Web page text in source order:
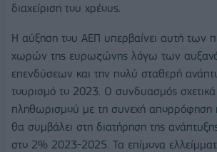
διαχείριση του χρέους.
Η αύξηση του ΑΕΠ υπερβαίνει αυτή των
χωρών της ευρωζώνης λόγω των
επενδύσεων και την πολύ σταθερή
τουρισμό το 2023. Ο συνδυασμός
πληθωρισμού με τη συνεχή απορρόφηση
θα συμβάλει στη διατήρηση της
στο 2% 2023-2025. Τα επίμονα